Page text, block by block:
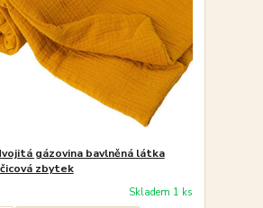
gázovina bavlněná látka
zbytek
Skladem 1 ks